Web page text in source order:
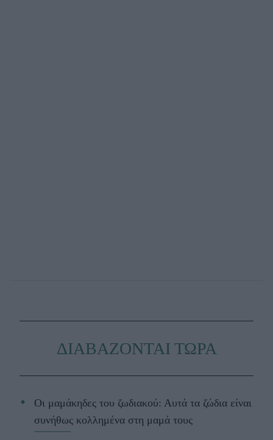
ΔΙΑΒΑΖΟΝΤΑΙ ΤΩΡΑ
Οι μαμάκηδες του ζωδιακού: Αυτά τα ζώδια είναι
συνήθως κολλημένα στη μαμά τους